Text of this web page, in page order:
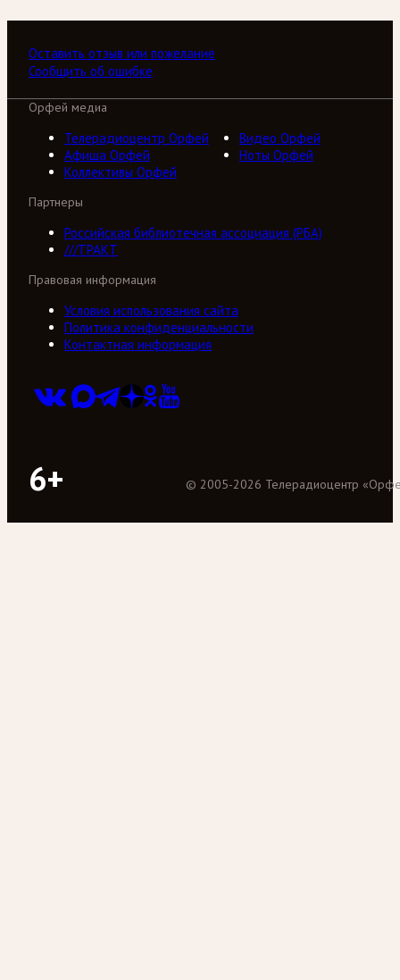
Оставить отзыв или пожелание
Сообщить об ошибке
Орфей медиа
Телерадиоцентр Орфей
Видео Орфей
Афиша Орфей
Ноты Орфей
Коллективы Орфей
Партнеры
Российская библиотечная ассоциация (РБА)
///ТРАКТ
Правовая информация
Условия использования сайта
Политика конфиденциальности
Контактная информация
6+ © 2005-2026 Телерадиоцентр